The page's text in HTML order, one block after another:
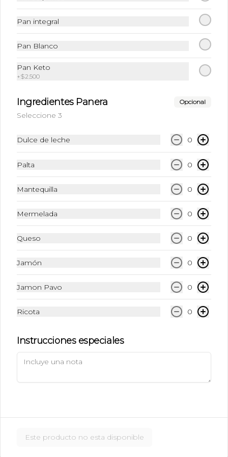
Te Matcha + Leche + Hielo triturado
Café Frio + Leche + Hielo + Syrup a
elección
Frappuccino Especial
Café + Leche + Hielo triturado + Sabor
Ice Caramel Macchiatto
Shot Ristreto + Leche + Syrup + Hielo
$5.490
Pan integral
Pan Blanco
Pan Keto
+$2.500
Ingredientes Panera Opcional
Seleccione 3
Dulce de leche 0
Palta 0
Mantequilla 0
Mermelada 0
Queso 0
Jamón 0
Jamon Pavo 0
Ricota 0
Instrucciones especiales
Este producto no esta disponible